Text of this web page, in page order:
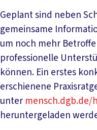
Geplant sind neben
gemeinsame
um noch mehr
professionelle
können. Ein erstes
erschienene
unter mensch.dgb.de/
heruntergeladen